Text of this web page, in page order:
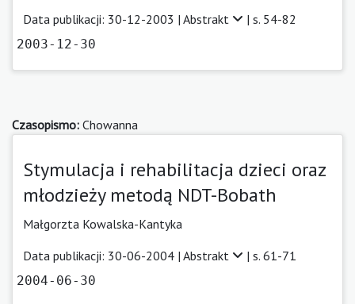
Data publikacji: 30-12-2003 | Abstrakt | s. 54-82
2003-12-30
Czasopismo: Chowanna
Stymulacja i rehabilitacja dzieci oraz
młodzieży metodą NDT-Bobath
Małgorzta Kowalska-Kantyka
Data publikacji: 30-06-2004 | Abstrakt | s. 61-71
2004-06-30